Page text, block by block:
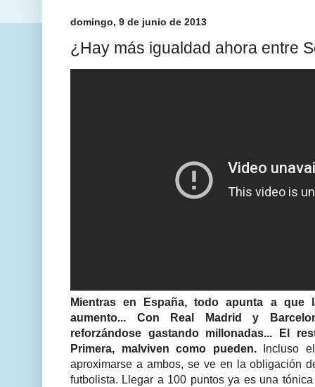
domingo, 9 de junio de 2013
¿Hay más igualdad ahora entre
Mientras en España, todo apunta a que
aumento... Con Real Madrid y
reforzándose gastando millonadas... El
Primera, malviven como pueden.Incluso
aproximarse a ambos, se ve en la obligación
futbolista. Llegar a 100 puntos ya es una